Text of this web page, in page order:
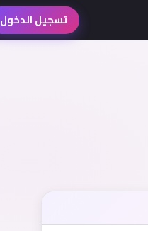
تسجيل الدخول